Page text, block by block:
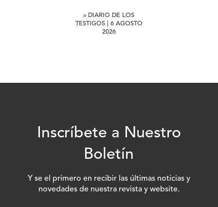
» DIARIO DE LOS
TESTIGOS | 6 AGOSTO
2026
Inscríbete a Nuestro
Boletín
Y se el primero en recibir las últimas noticias y
novedades de nuestra revista y website.